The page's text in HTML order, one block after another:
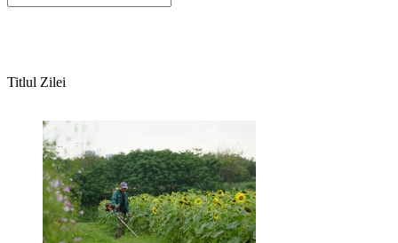
Titlul Zilei